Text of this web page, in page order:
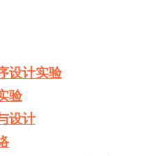
设计实验
验
设计